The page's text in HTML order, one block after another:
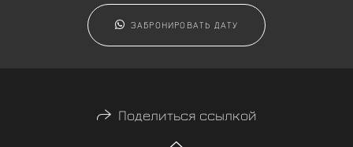
ЗАБРОНИРОВАТЬ ДАТУ
Поделиться ссылкой